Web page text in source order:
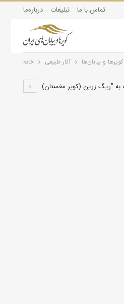
درباره‌ما تبلیغات تماس با ما
خانه آثار طبیعی کویرها و بیابان‌ها